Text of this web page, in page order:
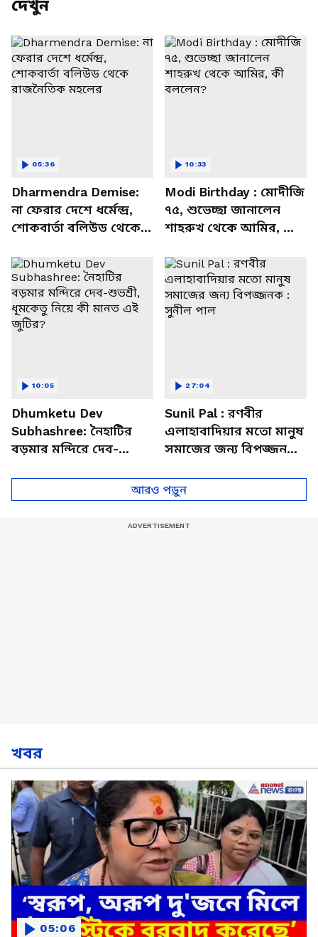
দেখুন
Dharmendra Demise:
না ফেরার দেশে ধর্মেন্দ্র,
শোকবার্তা বলিউড থেকে
05:36
Modi Birthday : মোদীজি
৭৫, শুভেচ্ছা জানালেন
শাহরুখ থেকে আমির, কী
10:33
Dhumketu Dev
Subhashree: নৈহাটির
বড়মার মন্দিরে দেব-
10:05
Sunil Pal : রণবীর
এলাহাবাদিয়ার মতো মানুষ
সমাজের জন্য বিপজ্জনক :
27:04
আরও পড়ুন
খবর
05:06